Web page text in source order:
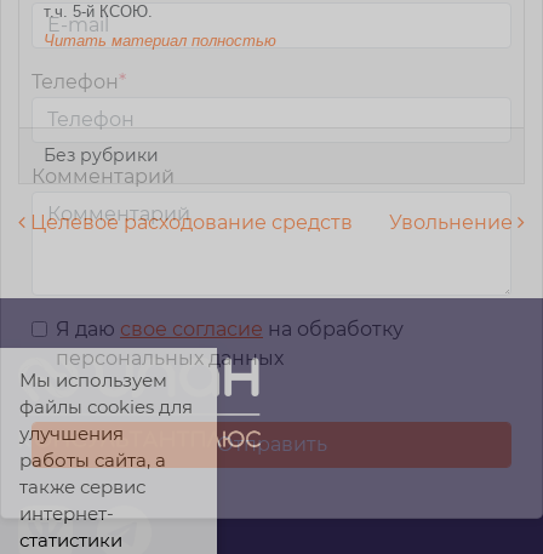
т.ч. 5-й КСОЮ.
Читать материал полностью
Без рубрики
Навигация по записям
Целевое расходование средств Увольнение
Телефон*
Комментарий
Я даю свое согласие на обработку
персональных данных
Мы используем
файлы cookies для
улучшения
работы сайта, а
также сервис
интернет-
статистики